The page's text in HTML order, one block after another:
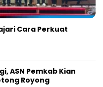
Cara Perkuat
ASN Pemkab Kian
Royong